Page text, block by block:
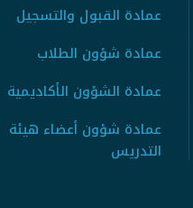
عمادة القبول والتسجيل
عمادة شؤون الطلاب
عمادة الشؤون الأكاديمية
عمادة شؤون أعضاء هيئة
التدريس